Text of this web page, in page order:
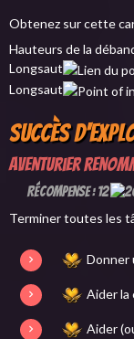
Obtenez sur cette
Hauteurs de la
Longsaut
Longsaut
Succès
Aventurier
Récompense : 12
Terminer toutes les
Donner
Aider la
Aider